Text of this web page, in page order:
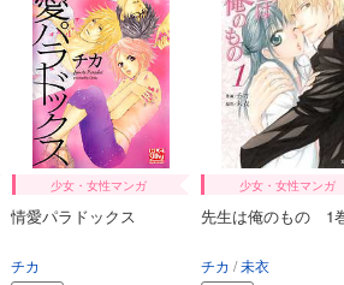
少女・女性マンガ
情愛パラドックス
チカ
少女・女性マンガ
先生は俺のもの 1
チカ 未衣